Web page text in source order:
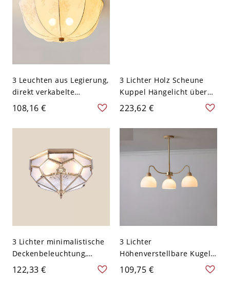
3 Leuchten aus Legierung,
direkt verkabelte
elektrische Deckenleuchte
mit Textilschirm, geeignet
für
nz für den Wohnbereich
im lässigen Stil, 110-120V,
Walnuss, 12"
108,16 €
3 Lichter Holz Scheune
Kuppel Hängelicht über
Küchentisch, 110V-120V,
Walnuss, Scheune
223,62 €
3 Lichter minimalistische
Deckenbeleuchtung,
golden,
LED/Glühlampe/Leuchtsto
122,33 €
3 Lichter
Höhenverstellbare Kugel
Pendelstange
Kronleuchter für den
109,75 €